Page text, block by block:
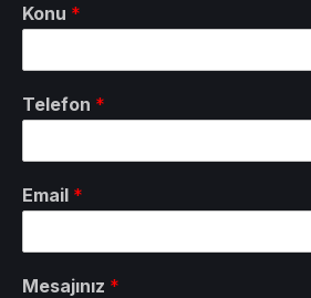
Konu *
Telefon *
Email *
Mesajınız *